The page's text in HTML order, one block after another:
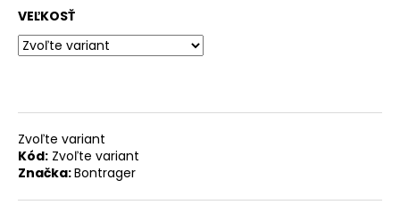
VEĽKOSŤ
Zvoľte variant
Kód: Zvoľte variant
Značka:Bontrager
OKULIARE
RUDY
PROJECT
AGENT
€
229
€